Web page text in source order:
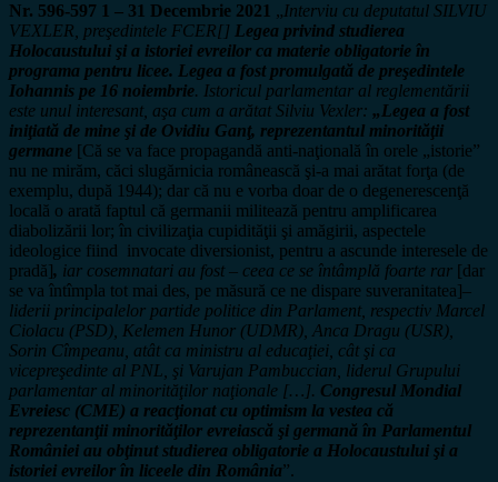
Nr. 596-597 1 – 31 Decembrie 2021 „Interviu cu deputatul SILVIU
VEXLER, preşedintele FCER[] Legea privind studierea
Holocaustului şi a istoriei evreilor ca materie obligatorie în
programa pentru licee. Legea a fost promulgată de preşedintele
Iohannis pe 16 noiembrie. Istoricul parlamentar al reglementării
este unul interesant, aşa cum a arătat Silviu Vexler: „Legea a fost
iniţiată de mine şi de Ovidiu Ganţ, reprezentantul minorităţii
germane [Că se va face propagandă anti-naţională în orele „istorie”
nu ne mirăm, căci slugărnicia românească şi-a mai arătat forţa (de
exemplu, după 1944); dar că nu e vorba doar de o degenerescenţă
locală o arată faptul că germanii militează pentru amplificarea
diabolizării lor; în civilizaţia cupidităţii şi amăgirii, aspectele
ideologice fiind invocate diversionist, pentru a ascunde interesele de
pradă], iar cosemnatari au fost – ceea ce se întâmplă foarte rar [dar
se va întîmpla tot mai des, pe măsură ce ne dispare suveranitatea]–
liderii principalelor partide politice din Parlament, respectiv Marcel
Ciolacu (PSD), Kelemen Hunor (UDMR), Anca Dragu (USR),
Sorin Cîmpeanu, atât ca ministru al educaţiei, cât şi ca
vicepreşedinte al PNL, şi Varujan Pambuccian, liderul Grupului
parlamentar al minorităţilor naţionale […]. Congresul Mondial
Evreiesc (CME) a reacţionat cu optimism la vestea că
reprezentanţii minorităţilor evreiască şi germană în Parlamentul
României au obţinut studierea obligatorie a Holocaustului şi a
istoriei evreilor în liceele din România”.